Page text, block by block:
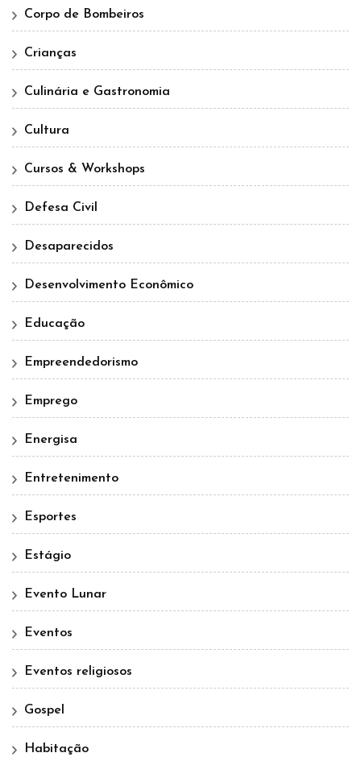
Corpo de Bombeiros
Crianças
Culinária e Gastronomia
Cultura
Cursos & Workshops
Defesa Civil
Desaparecidos
Desenvolvimento Econômico
Educação
Empreendedorismo
Emprego
Energisa
Entretenimento
Esportes
Estágio
Evento Lunar
Eventos
Eventos religiosos
Gospel
Habitação